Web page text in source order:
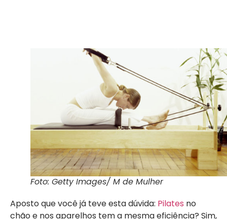
Foto: Getty Images/ M de Mulher
Aposto que você já teve esta dúvida: Pilates no
chão e nos aparelhos tem a mesmaeficiência? Sim,